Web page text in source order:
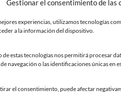
Gestionar el consentimiento de las
experiencias, utilizamos tecnologías
a la información del dispositivo.
de estas tecnologías nos permitirá procesar
navegación o las identificaciones únicas en
el consentimiento, puede afectar
Teléfonos de
Formulario de